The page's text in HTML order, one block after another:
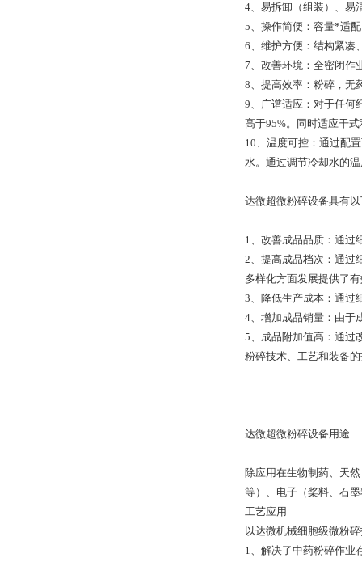
4、易拆卸（组装）、易
5、操作简便：容量*适
6、维护方便：结构紧凑
7、改善环境：全密闭作
8、提高效率：粉碎，无
9、广谱适应：对于任何
高于95%。同时适应干
10、温度可控：通过配
水。通过调节冷却水的
达微超微粉碎设备具有
1、改善成品品质：通过
2、提高成品档次：通过
多样化方面发展提供了
3、降低生产成本：通过
4、增加成品销量：由于
5、成品附加值高：通过
粉碎技术、工艺和装备
达微超微粉碎设备用途
除应用在生物制药、天
等）、电子（桨料、石
工艺应用
以达微机械细胞级微粉
1、解决了中药粉碎作业